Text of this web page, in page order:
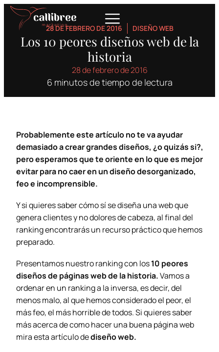
28 DE FEBRERO DE 2016 DISEÑO WEB
Los 10 peores diseños web de la
historia
28 de febrero de 2016
6 minutos de tiempo de lectura
Probablemente este artículo no te va ayudar
demasiado a crear grandes diseños, ¿o quizás si?,
pero esperamos que te oriente en lo que es mejor
evitar para no caer en un diseño desorganizado,
feo e incomprensible.
Y si quieres saber cómo sí se diseña una web que
genera clientes y no dolores de cabeza, al final del
ranking encontrarás un recurso práctico que hemos
preparado.
Presentamos nuestro ranking con los10 peores
diseños de páginas webde la historia.Vamos a
ordenar en un ranking a la inversa, es decir, del
menos malo, al que hemos considerado el peor, el
más feo, el más horrible de todos. Si quieres saber
más acerca de como hacer una buena página web
mira esta artículo dediseño web.